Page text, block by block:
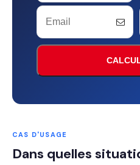
CAS D'USAGE
Dans quelles